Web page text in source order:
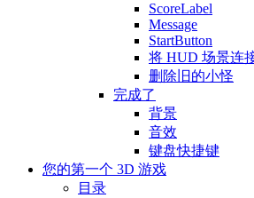
ScoreLabel
Message
StartButton
将 HUD 场景连
删除旧的小怪
完成了
背景
音效
键盘快捷键
您的第一个 3D 游戏
目录